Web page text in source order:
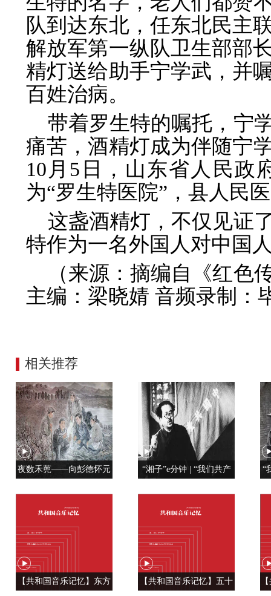
队到达东北，任东北民主
解放军第一纵队卫生部部
精灯送给助手宁学武，并
百姓治病。
带着罗生特的嘱托，宁
痛苦，酒精灯成为伴随宁
10月5日，山东省人民政
为“罗生特医院”，县人民
这盏酒精灯，不仅见证
特作为一名外国人对中国
（来源：摘编自《红色
主编：梁晓婧 音频录制：
相关推荐
夜数禾蔸——向彭德怀元
“湘子”e分钟 | “我们共产
“
【共和国音乐记忆】东方
【共和国音乐记忆】五十